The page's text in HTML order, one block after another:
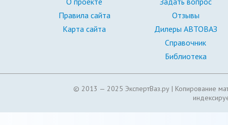
Правила сайта
Карта сайта
Отзывы
Дилеры АВТОВАЗ
Справочник
Библиотека
© 2013 — 2025 ЭкспертВаз.ру | Копирование